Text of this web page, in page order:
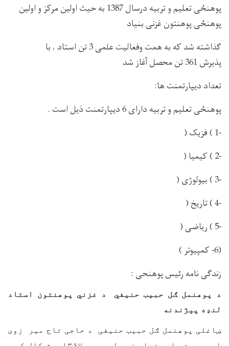
پوهنځی تعليم و تربيه درسال 1387 به حيث اولين مرکز و اولين
پوهنځی پوهنتون غزنی بنياد
گذاشته شد که به همت وفعاليت علمی 3 تن استاد ، با
پذیرش 361 تن محصل آغاز شد
تعداد دیپارتمنت ها:
پوهنځی تعليم و تربيه دارای 6 دیپارتمنت ذیل است .
-1 ) فزیک (
-2 ) کيميا (
-3 ) بيولوژی (
-4 ) تاریخ (
-5 ) ریاضی (
(6- کمپيوتر )
زندگی نامه رئیس پوهنحی :
د پوهنمل ګل حبیب حنیفي د غزني پوهنتون استاد
لنډه پېژندنه
ښاغلی پوهنمل ګل حبیب حنیفی د حاجی تاج میر زوی